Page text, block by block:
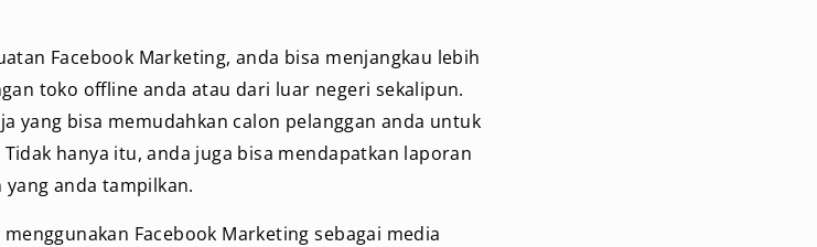
Facebook Marketing, anda bisa menjangkau lebih
toko offline anda atau dari luar negeri sekalipun.
yang bisa memudahkan calon pelanggan anda untuk
hanya itu, anda juga bisa mendapatkan laporan
anda tampilkan.
Facebook Marketing sebagai media